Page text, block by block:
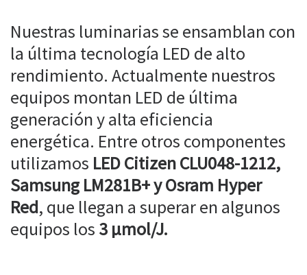
Nuestras luminarias se ensamblan con
la última tecnología LED de alto
rendimiento. Actualmente nuestros
equipos montan LED de última
generación y alta eficiencia
energética. Entre otros componentes
utilizamos LED Citizen CLU048-1212,
Samsung LM281B+ y Osram Hyper
Red, que llegan a superar en algunos
equipos los 3 µmol/J.